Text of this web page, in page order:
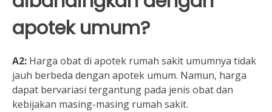
apotek umum?
A2: Harga obat di apotek rumah sakit umumnya tidak
jauh berbeda dengan apotek umum. Namun, harga
dapat bervariasi tergantung pada jenis obat dan
kebijakan masing-masing rumah sakit.